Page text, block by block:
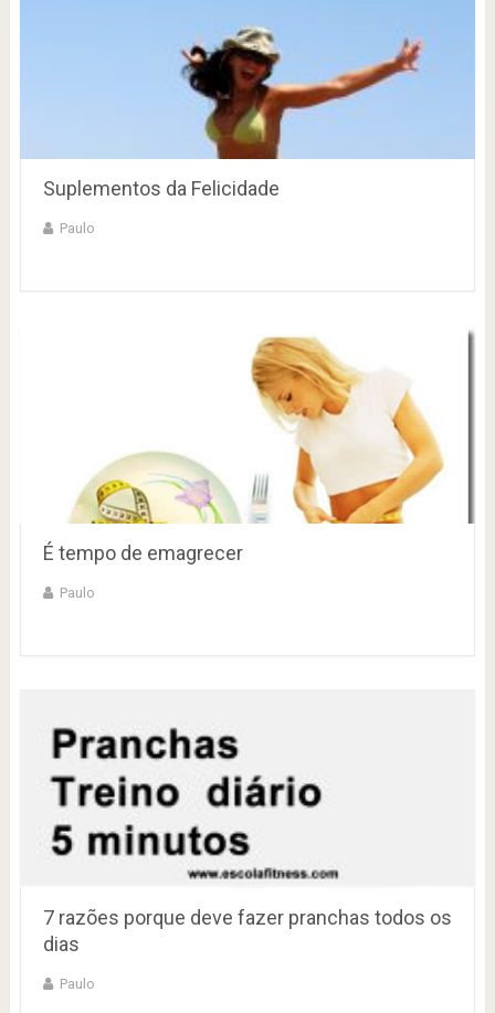
Suplementos da Felicidade
Paulo
É tempo de emagrecer
Paulo
7 razões porque deve fazer pranchas todos os
dias
Paulo